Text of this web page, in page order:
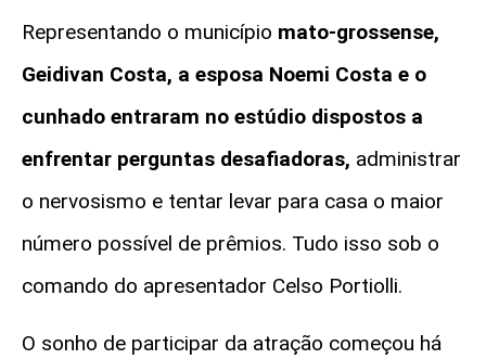
Representando o município mato-grossense,
Geidivan Costa, a esposa Noemi Costa e o
cunhado entraram no estúdio dispostos a
enfrentar perguntas desafiadoras, administrar
o nervosismo e tentar levar para casa o maior
número possível de prêmios. Tudo isso sob o
comando do apresentador Celso Portiolli.
O sonho de participar da atração começou há